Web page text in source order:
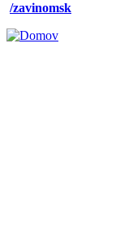
/zavinomsk